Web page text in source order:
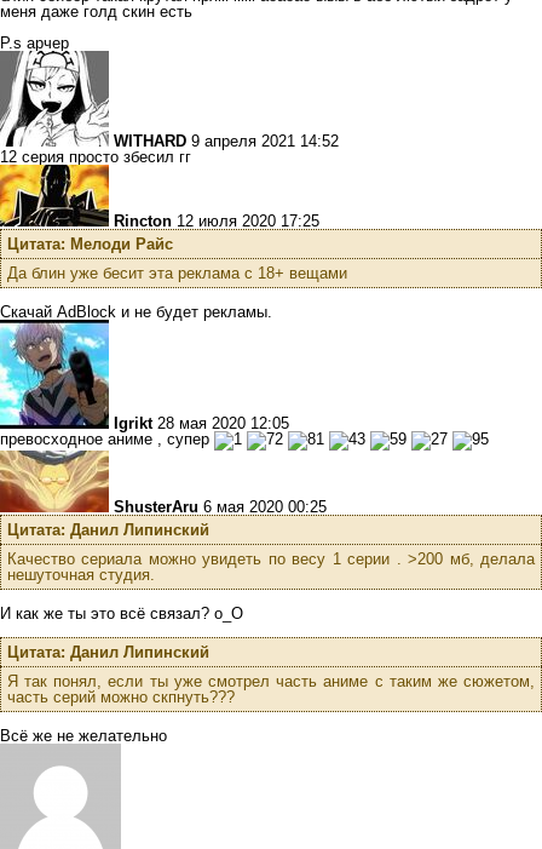
меня даже голд скин есть
P.s арчер
WITHARD 9 апреля 2021 14:52
12 серия просто збесил гг
Rincton 12 июля 2020 17:25
Цитата: Мелоди Райс
Да блин уже бесит эта реклама с 18+ вещами
Скачай AdBlock и не будет рекламы.
Igrikt 28 мая 2020 12:05
превосходное аниме , супер
ShusterAru 6 мая 2020 00:25
Цитата: Данил Липинский
Качество сериала можно увидеть по весу 1 серии . >200 мб, делала
нешуточная студия.
И как же ты это всё связал? о_О
Цитата: Данил Липинский
Я так понял, если ты уже смотрел часть аниме с таким же сюжетом,
часть серий можно скпнуть???
Всё же не желательно